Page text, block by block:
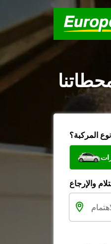
المركبة؟
والإرجاع